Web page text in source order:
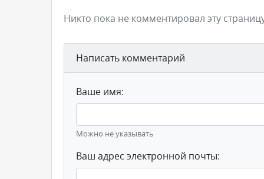
Никто пока не комментировал эту
Написать комментарий
Ваше имя:
Можно не указывать
Ваш адрес электронной почты: